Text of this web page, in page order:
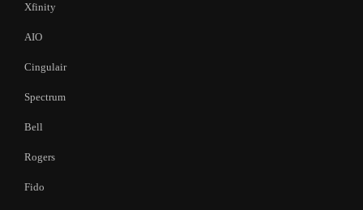
Xfinity
AIO
Cingulair
Spectrum
Bell
Rogers
Fido